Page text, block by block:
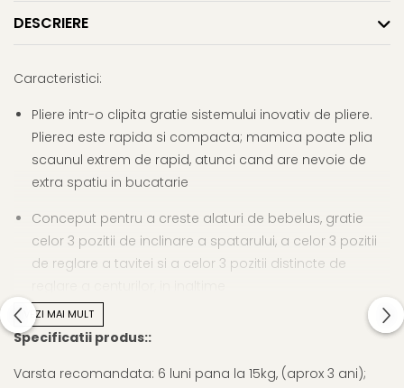
DESCRIERE
Caracteristici:
Pliere intr-o clipita gratie sistemului inovativ de pliere.
Plierea este rapida si compacta; mamica poate plia
scaunul extrem de rapid, atunci cand are nevoie de
extra spatiu in bucatarie
Conceput pentru a creste alaturi de bebelus, gratie
celor 3 pozitii de inclinare a spatarului, a celor 3 pozitii
de reglare a tavitei si a celor 3 pozitii distincte de
Design simplu si curat, fara a face rabat la
caracteristicile unui scaun de masa complet;
La pliere ocupa foarte putin spatiu, de asemenea
VEZI MAI MULT
Specificatii produs::
Varsta recomandata: 6 luni pana la 15kg, (aprox 3 ani);